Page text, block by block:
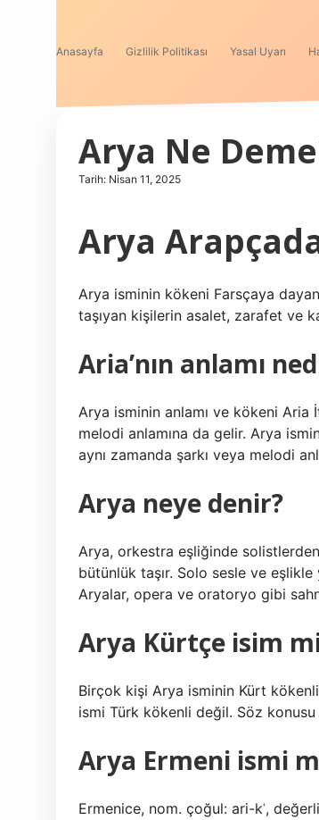
Anasayfa Gizlilik Politikası Yasal Uyarı
Arya Ne
Tarih: Nisan 11, 2025
Arya
Arya isminin kökeni Farsçaya
taşıyan kişilerin asalet, zarafet ve
Aria’nın anlamı
Arya isminin anlamı ve kökeni Aria
melodi anlamına da gelir. Arya
aynı zamanda şarkı veya melodi
Arya neye denir?
Arya, orkestra eşliğinde
bütünlük taşır. Solo sesle ve eşlikle
Aryalar, opera ve oratoryo gibi
Arya Kürtçe isim
Birçok kişi Arya isminin Kürt
ismi Türk kökenli değil. Söz
Arya Ermeni ismi
Ermenice, nom. çoğul: ari-kʿ,